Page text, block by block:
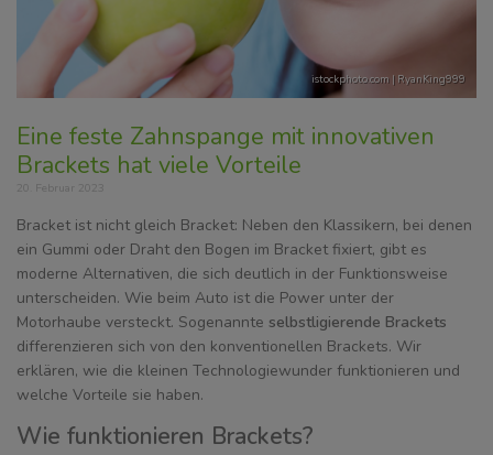
istockphoto.com | RyanKing999
Eine feste Zahnspange mit innovativen
Brackets hat viele Vorteile
20. Februar 2023
Bracket ist nicht gleich Bracket: Neben den Klassikern, bei denen
ein Gummi oder Draht den Bogen im Bracket fixiert, gibt es
moderne Alternativen, die sich deutlich in der Funktionsweise
unterscheiden. Wie beim Auto ist die Power unter der
Motorhaube versteckt. Sogenannte selbstligierende Brackets
differenzieren sich von den konventionellen Brackets. Wir
erklären, wie die kleinen Technologiewunder funktionieren und
welche Vorteile sie haben.
Wie funktionieren Brackets?